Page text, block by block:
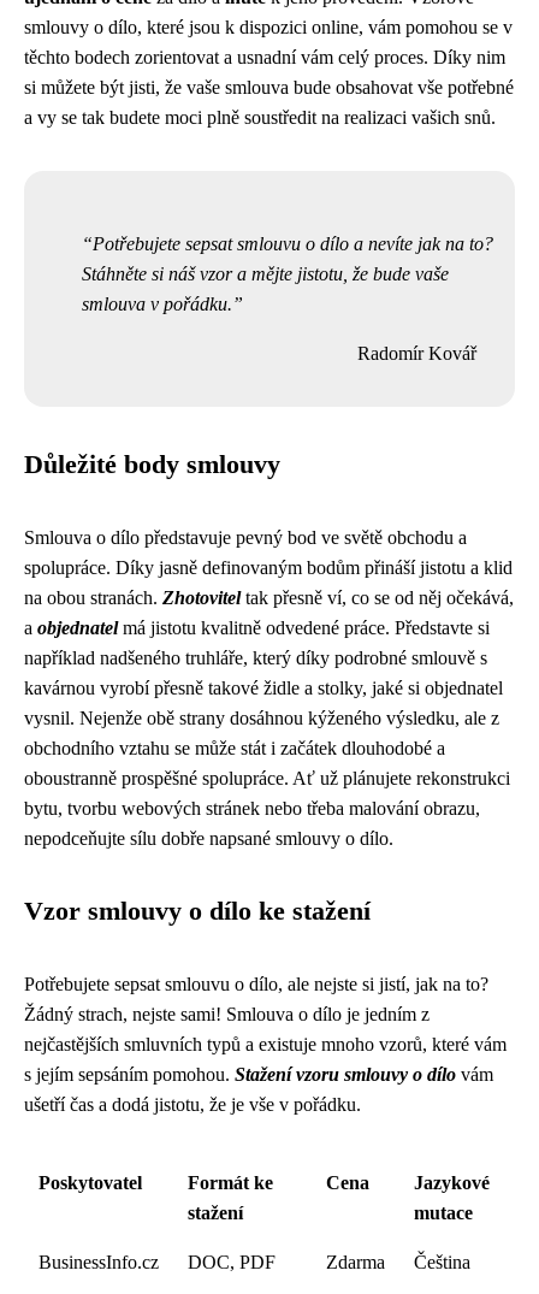
smlouvy o dílo, které jsou k dispozici online, vám pomohou se v
těchto bodech zorientovat a usnadní vám celý proces. Díky nim
si můžete být jisti, že vaše smlouva bude obsahovat vše potřebné
a vy se tak budete moci plně soustředit na realizaci vašich snů.
Potřebujete sepsat smlouvu o dílo a nevíte jak na to?
Stáhněte si náš vzor a mějte jistotu, že bude vaše
smlouva v pořádku.
Radomír Kovář
Důležité body smlouvy
Smlouva o dílo představuje pevný bod ve světě obchodu a
spolupráce. Díky jasně definovaným bodům přináší jistotu a klid
na obou stranách. Zhotoviteltak přesně ví, co se od něj očekává,
a objednatelmá jistotu kvalitně odvedené práce. Představte si
například nadšeného truhláře, který díky podrobné smlouvě s
kavárnou vyrobí přesně takové židle a stolky, jaké si objednatel
vysnil. Nejenže obě strany dosáhnou kýženého výsledku, ale z
obchodního vztahu se může stát i začátek dlouhodobé a
oboustranně prospěšné spolupráce. Ať už plánujete rekonstrukci
bytu, tvorbu webových stránek nebo třeba malování obrazu,
nepodceňujte sílu dobře napsané smlouvy o dílo.
Vzor smlouvy o dílo ke stažení
Potřebujete sepsat smlouvu o dílo, ale nejste si jistí, jak na to?
Žádný strach, nejste sami! Smlouva o dílo je jedním z
nejčastějších smluvních typů a existuje mnoho vzorů, které vám
s jejím sepsáním pomohou. Stažení vzoru smlouvy o dílo vám
ušetří čas a dodá jistotu, že je vše v pořádku.
Poskytovatel
Formát ke
stažení
Cena
Jazykové
mutace
BusinessInfo.cz DOC, PDF Zdarma Čeština